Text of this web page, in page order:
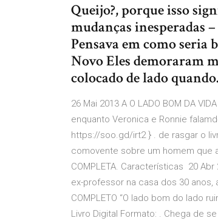
Queijo?, porque isso
mudanças inesperadas
Pensava em como
Novo Eles demoraram
colocado de lado quando.
26 Mai 2013 A O LADO BOM DA
enquanto Veronica e Ronnie
https://soo.gd/irt2 } . de rasgar o
comovente sobre um homem que
COMPLETA. Características 20
ex-professor na casa dos 30 anos,
COMPLETO “O lado bom do lado
Livro Digital Formato: . Chega de